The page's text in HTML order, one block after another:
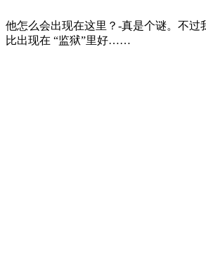
他怎么会出现在这里？-真是个谜。不过
比出现在 “监狱”里好……